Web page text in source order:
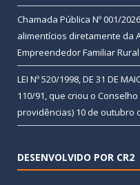
Chamada Pública Nº 001/
alimentícios diretamente da
Empreendedor Familiar Rural
LEI Nº 520/1998, DE 31 DE
110/91, que criou o
providências) 10 de outubro
DESENVOLVIDO POR CR2